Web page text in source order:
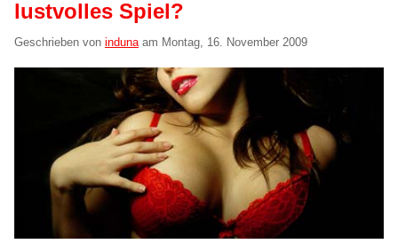
lustvolles Spiel?
Geschrieben von indunaam Montag, 16. November 2009